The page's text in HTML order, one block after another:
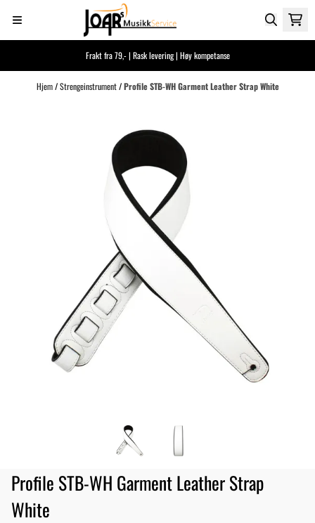
Hopp til innhold
Frakt fra 79,- | Rask levering | Høy kompetanse
Hjem/Strengeinstrument/Profile STB-WH Garment Leather Strap White
Profile STB-WH Garment Leather Strap
White